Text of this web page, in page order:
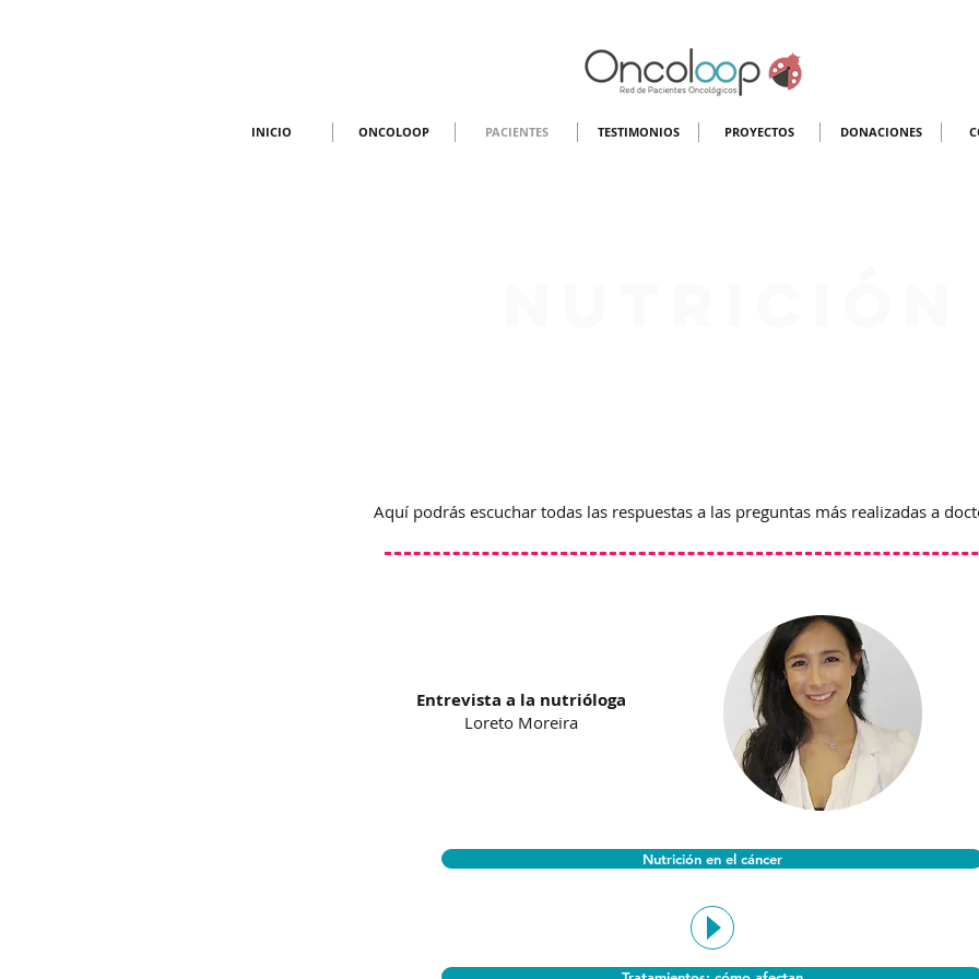
INICIO ONCOLOOP PACIENTES TESTIMONIOS PROYECTOS DONACIONES
INICIO ONCOLOOP PACIENTES TESTIMONIOS PROYECTOS DONACIONES
Aquí podrás escuchar todas las respuestas a las preguntas más realizadas a
Entrevista a la nutrióloga
Loreto Moreira
Nutrición en el cáncer